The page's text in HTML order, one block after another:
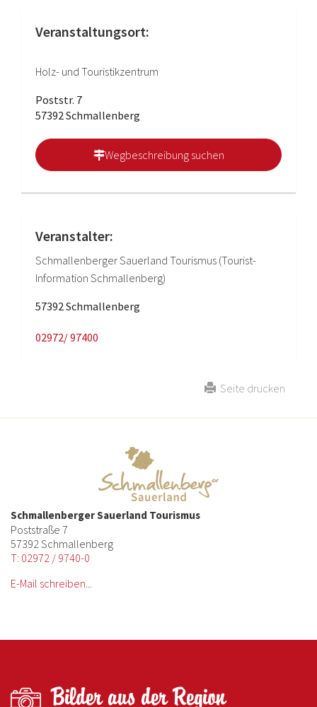
Veranstaltungsort:
Holz- und Touristikzentrum
Poststr. 7
57392 Schmallenberg
Wegbeschreibung suchen
Veranstalter:
Schmallenberger Sauerland Tourismus (Tourist-
Information Schmallenberg)
57392 Schmallenberg
02972/ 97400
Seite drucken
Schmallenberger Sauerland Tourismus
Poststraße 7
57392 Schmallenberg
T: 02972 / 9740-0
E-Mail schreiben...
Bilder aus der Region